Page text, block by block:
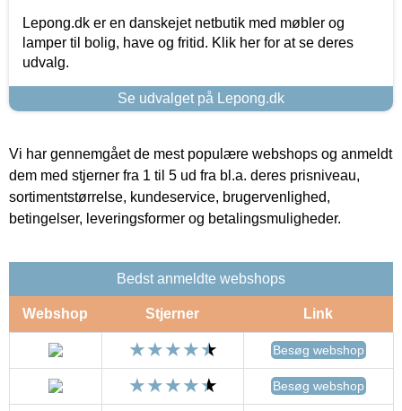
Lepong.dk er en danskejet netbutik med møbler og
lamper til bolig, have og fritid. Klik her for at se deres
udvalg.
Se udvalget på Lepong.dk
Vi har gennemgået de mest populære webshops og anmeldt
dem med stjerner fra 1 til 5 ud fra bl.a. deres prisniveau,
sortimentstørrelse, kundeservice, brugervenlighed,
betingelser, leveringsformer og betalingsmuligheder.
Bedst anmeldte webshops
Webshop Stjerner Link
Besøg webshop
Besøg webshop